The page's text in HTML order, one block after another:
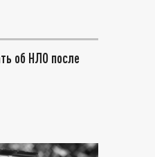
об НЛО после